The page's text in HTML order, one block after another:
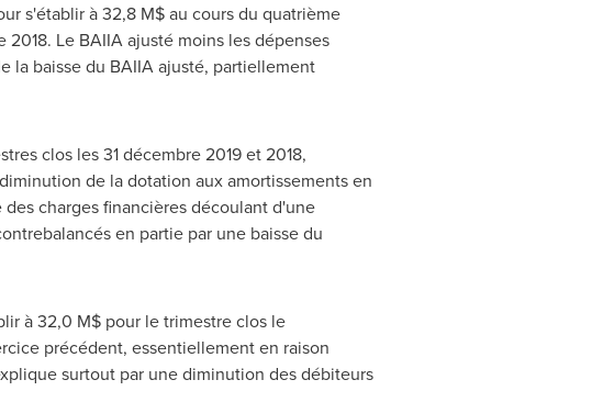
s'établir à 32,8 M$ au cours du quatrième
Le BAIIA ajusté moins les dépenses
la baisse du BAIIA ajusté, partiellement
clos les 31 décembre2019 et2018,
de la dotation aux amortissements en
charges financières découlant d'une
en partie par une baisse du
à 32,0 M$ pour le trimestre clos le
précédent, essentiellement en raison
surtout par une diminution des débiteurs